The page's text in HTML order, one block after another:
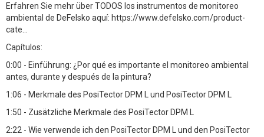
Erfahren Sie mehr über TODOS los instrumentos de monitoreo
ambiental de DeFelsko aquí: https://www.defelsko.com/product-
cate...
Capítulos:
0:00 - Einführung: ¿Por qué es importante el monitoreo ambiental
antes, durante y después de la pintura?
1:06 - Merkmale des PosiTector DPM L und PosiTector DPM L
1:50 - Zusätzliche Merkmale des PosiTector DPM L
2:22 - Wie verwende ich den PosiTector DPM L und den PosiTector